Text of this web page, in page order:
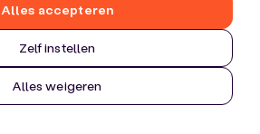
Zelf instellen
Alles weigeren
Alles accepteren